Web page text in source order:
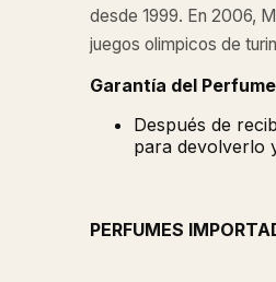
desde 1999. En 2006,
juegos olimpicos de
Garantía del Perfume
Después de
para devolverlo
PERFUMES